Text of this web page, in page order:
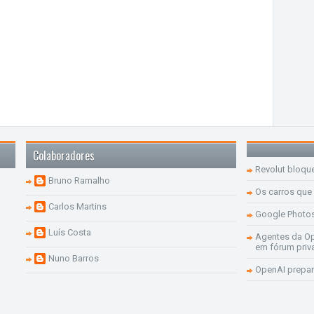
Colaboradores
Bruno Ramalho
Carlos Martins
Luís Costa
Nuno Barros
Revolut
Os carros
Google
Agentes da
em fórum
OpenAI